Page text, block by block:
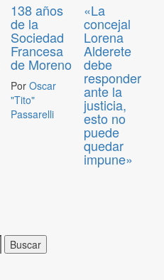
138 años
de la
Sociedad
Francesa
de Moreno
Por Oscar
"Tito"
Passarelli
«La
concejal
Lorena
Alderete
debe
responder
ante la
justicia,
esto no
puede
quedar
impune»